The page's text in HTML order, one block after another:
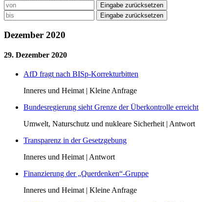
Eingabe zurücksetzen
Eingabe zurücksetzen
Dezember 2020
29. Dezember 2020
AfD fragt nach BISp-Korrekturbitten
Inneres und Heimat | Kleine Anfrage
Bundesregierung sieht Grenze der Überkontrolle erreicht
Umwelt, Naturschutz und nukleare Sicherheit | Antwort
Transparenz in der Gesetzgebung
Inneres und Heimat | Antwort
Finanzierung der „Querdenken“-Gruppe
Inneres und Heimat | Kleine Anfrage